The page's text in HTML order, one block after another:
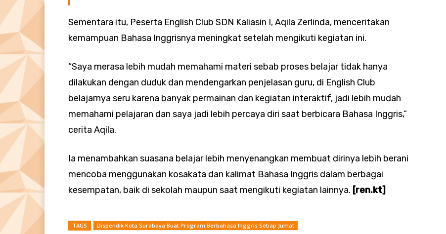
Sementara itu, Peserta English Club SDN Kaliasin I, Aqila Zerlinda, menceritakan
kemampuan Bahasa Inggrisnya meningkat setelah mengikuti kegiatan ini.
“Saya merasa lebih mudah memahami materi sebab proses belajar tidak hanya
dilakukan dengan duduk dan mendengarkan penjelasan guru, di English Club
belajarnya seru karena banyak permainan dan kegiatan interaktif, jadi lebih mudah
memahami pelajaran dan saya jadi lebih percaya diri saat berbicara Bahasa Inggris,”
cerita Aqila.
Ia menambahkan suasana belajar lebih menyenangkan membuat dirinya lebih berani
mencoba menggunakan kosakata dan kalimat Bahasa Inggris dalam berbagai
kesempatan, baik di sekolah maupun saat mengikuti kegiatan lainnya. [ren.kt]
TAGS Dispendik Kota Surabaya Buat Program Berbahasa Inggris Setiap Jumat